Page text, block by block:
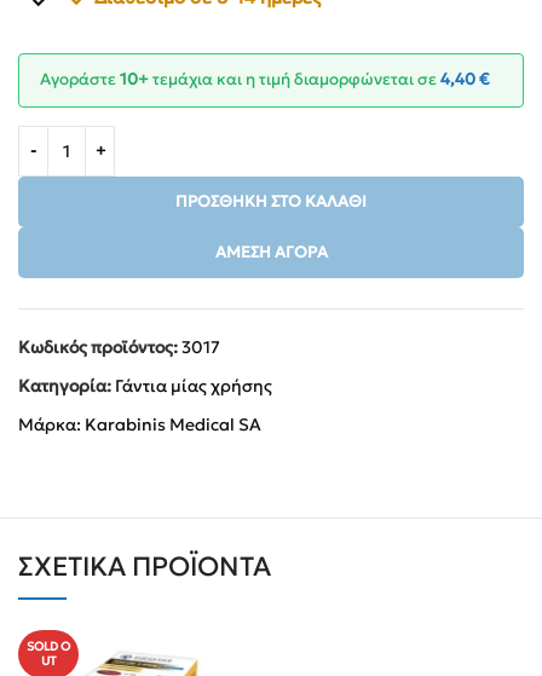
Αγοράστε10+τεμάχια και η τιμή διαμορφώνεται σε4,40€
ΠΡΟΣΘΉΚΗ ΣΤΟ ΚΑΛΆΘΙ
ΆΜΕΣΗ ΑΓΟΡΆ
Κωδικός προϊόντος:3017
Κατηγορία: Γάντια μίας χρήσης
Μάρκα: Karabinis Medical SA
ΣΧΕΤΙΚΆ ΠΡΟΪΌΝΤΑ
SOLD O
UT